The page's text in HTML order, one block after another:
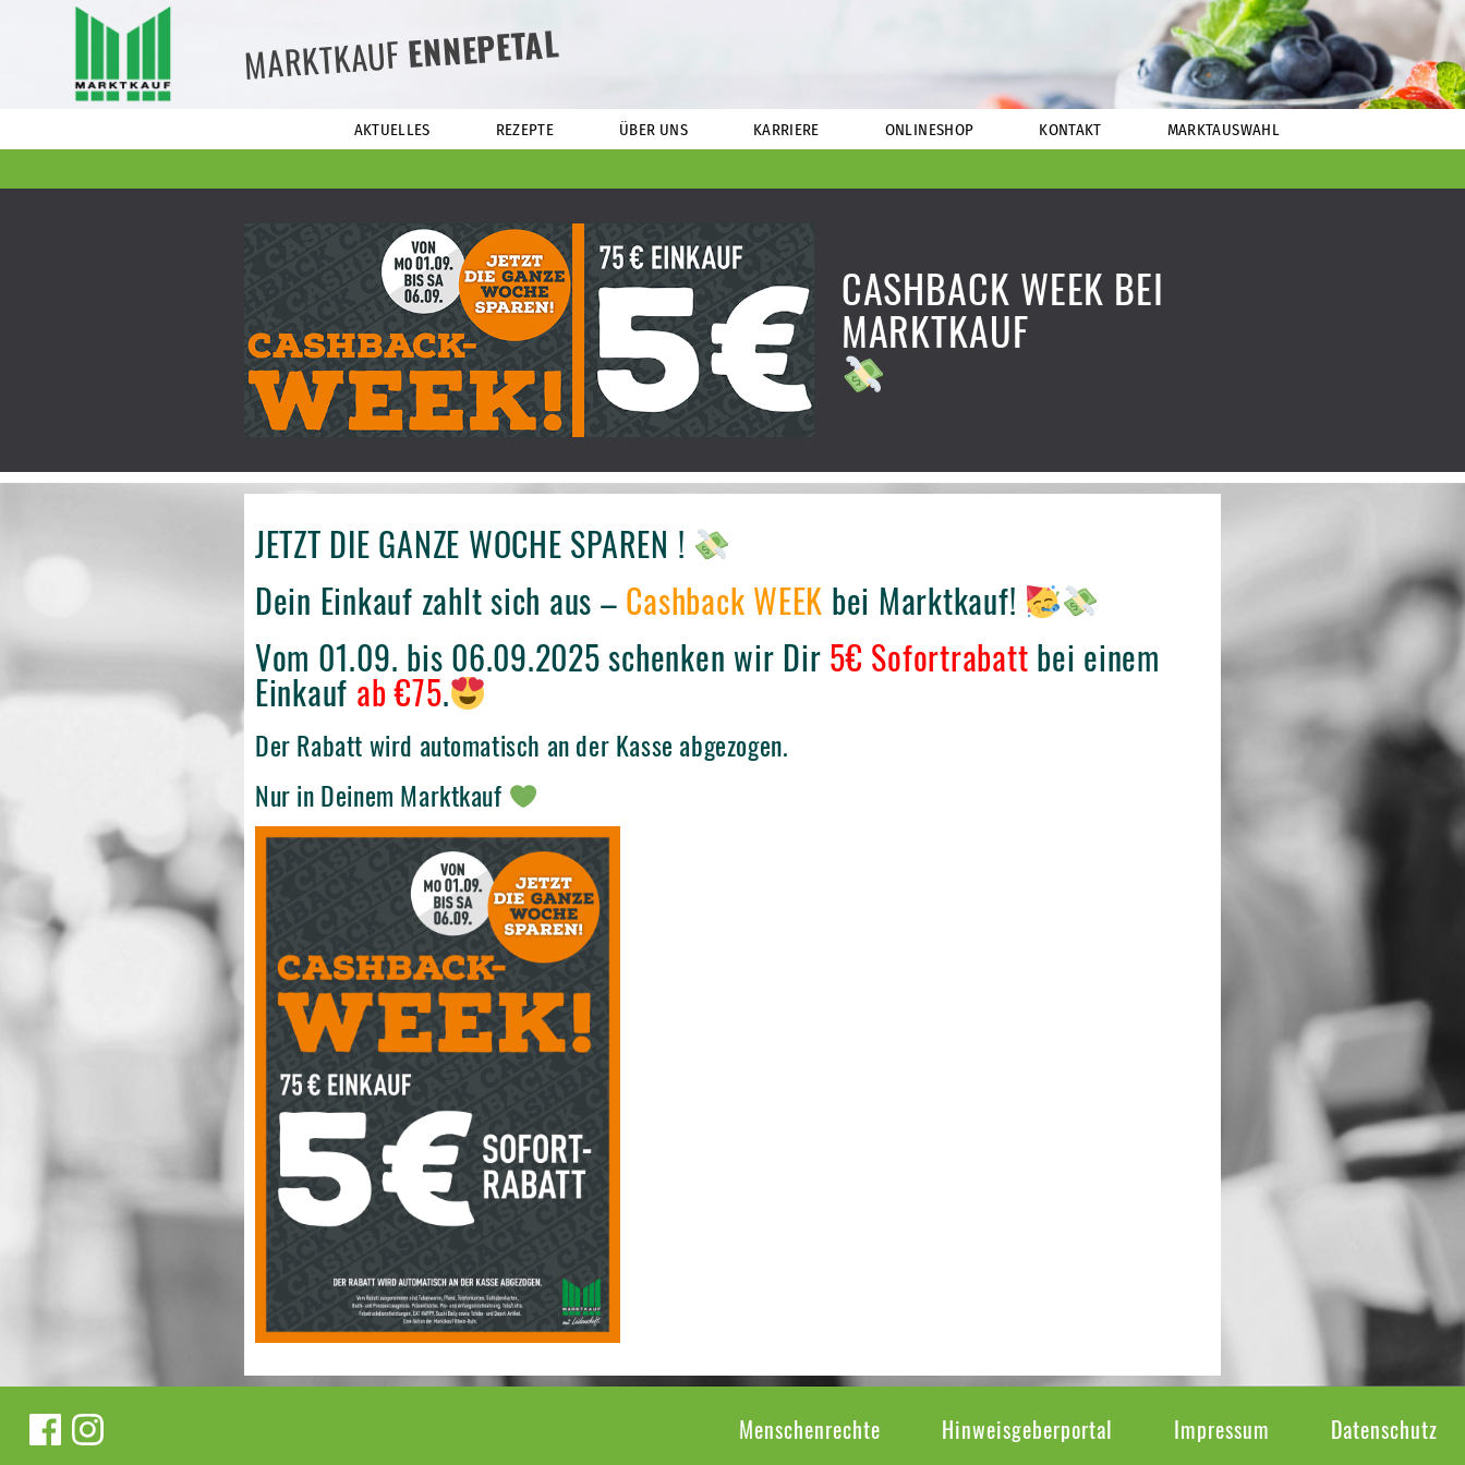
MARKTKAUFENNEPETAL
AKTUELLES REZEPTE ÜBER UNS KARRIERE ONLINESHOP KONTAKT MARKTAUSWAHL
CASHBACK WEEK BEI
MARKTKAUF
JETZT DIE GANZE WOCHE SPAREN !
Dein Einkauf zahlt sich aus – Cashback WEEK bei Marktkauf!
Vom 01.09. bis 06.09.2025schenken wir Dir 5€ Sofortrabatt bei einem
Einkauf ab €75.
Der Rabatt wird automatisch an der Kasse abgezogen.
Nur in Deinem Marktkauf
Menschenrechte Hinweisgeberportal Impressum Datenschutz